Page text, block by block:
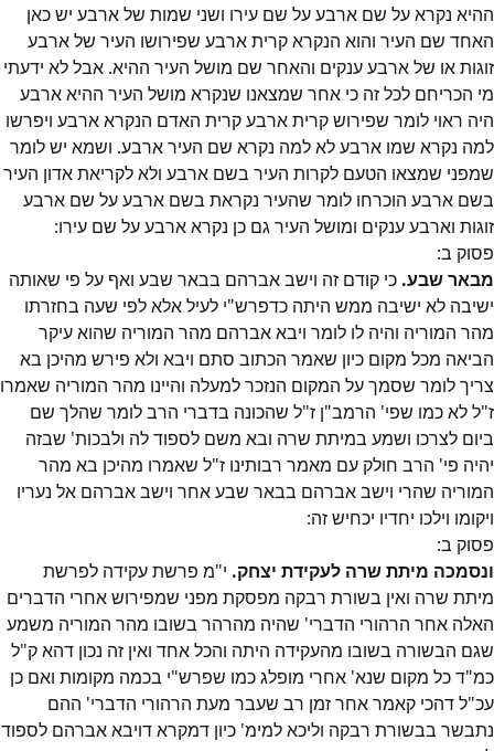
ההיא נקרא על שם ארבע על שם עירו ושני שמות של ארבע יש כאן
האחד שם העיר והוא הנקרא קרית ארבע שפירושו העיר של ארבע
זוגות או של ארבע ענקים והאחר שם מושל העיר ההיא. אבל לא ידעתי
מי הכריחם לכל זה כי אחר שמצאנו שנקרא מושל העיר ההיא ארבע
היה ראוי לומר שפירוש קרית ארבע קרית האדם הנקרא ארבע ויפרשו
למה נקרא שמו ארבע לא למה נקרא שם העיר ארבע. ושמא יש לומר
שמפני שמצאו הטעם לקרות העיר בשם ארבע ולא לקריאת אדון העיר
בשם ארבע הוכרחו לומר שהעיר נקראת בשם ארבע על שם ארבע
זוגות וארבע ענקים ומושל העיר גם כן נקרא ארבע על שם עירו:
פסוק ב:
מבאר שבע. כי קודם זה וישב אברהם בבאר שבע ואף על פי שאותה
ישיבה לא ישיבה ממש היתה כדפרש"י לעיל אלא לפי שעה בחזרתו
מהר המוריה והיה לו לומר ויבא אברהם מהר המוריה שהוא עיקר
הביאה מכל מקום כיון שאמר הכתוב סתם ויבא ולא פירש מהיכן בא
צריך לומר שסמך על המקום הנזכר למעלה והיינו מהר המוריה שאמרו
ז"ל לא כמו שפי' הרמב"ן ז"ל שהכונה בדברי הרב לומר שהלך שם
ביום לצרכו ושמע במיתת שרה ובא משם לספוד לה ולבכות' שבזה
יהיה פי' הרב חולק עם מאמר רבותינו ז"ל שאמרו מהיכן בא מהר
המוריה שהרי וישב אברהם בבאר שבע אחר וישב אברהם אל נעריו
ויקומו וילכו יחדיו יכחיש זה:
פסוק ב:
ונסמכה מיתת שרה לעקידת יצחק. י"מ פרשת עקידה לפרשת
מיתת שרה ואין בשורת רבקה מפסקת מפני שמפירוש אחרי הדברים
האלה אחר הרהורי הדברי' שהיה מהרהר בשובו מהר המוריה משמע
שגם הבשורה בשובו מהעקידה היתה והכל אחד ואין זה נכון דהא ק"ל
כמ"ד כל מקום שנא' אחרי מופלג כמו שפרש"י בכמה מקומות ואם כן
עכ"ל דהכי קאמר אחר זמן רב שעבר מעת הרהורי הדברי' ההם
נתבשר בבשורת רבקה וליכא למימ' כיון דמקרא דויבא אברהם לספוד